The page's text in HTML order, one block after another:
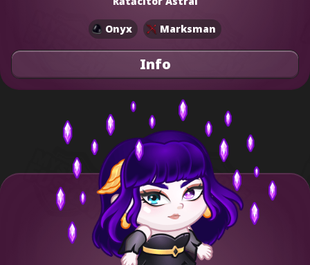
Onyx Marksman
Info